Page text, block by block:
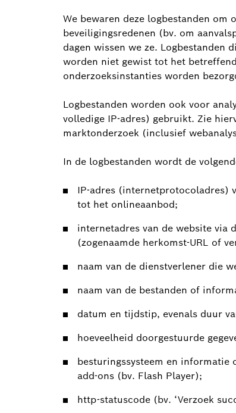
We bewaren deze logbestanden
beveiligingsredenen (bv. om
dagen wissen we ze. Logbestanden
worden niet gewist tot het
onderzoeksinstanties worden
Logbestanden worden ook voor
volledige IP-adres) gebruikt. Zie
marktonderzoek (inclusief
In de logbestanden wordt de
IP-adres (internetprotocoladres)
tot het onlineaanbod;
internetadres van de website via
(zogenaamde herkomst-URL of
naam van de dienstverlener die
naam van de bestanden of
datum en tijdstip, evenals duur
hoeveelheid doorgestuurde
besturingssysteem en
add-ons (bv. Flash Player);
http-statuscode (bv. ‘Verzoek